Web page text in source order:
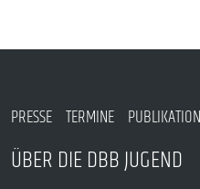
PRESSE TERMINE
ÜBER DIE DBB JUGEND